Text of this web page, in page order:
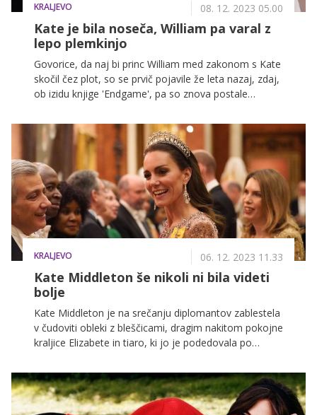
KRALJEVO 08. 12. 2023 05.00
Kate je bila noseča, William pa varal z
lepo plemkinjo
Govorice, da naj bi princ William med zakonom s Kate
skočil čez plot, so se prvič pojavile že leta nazaj, zdaj,
ob izidu knjige 'Endgame', pa so znova postale
KRALJEVO 06. 12. 2023 11.33
Kate Middleton še nikoli ni bila videti
bolje
Kate Middleton je na srečanju diplomantov zablestela
v čudoviti obleki z bleščicami, dragim nakitom pokojne
kraljice Elizabete in tiaro, ki jo je podedovala po
vredna kar 17 tisoč evrov.